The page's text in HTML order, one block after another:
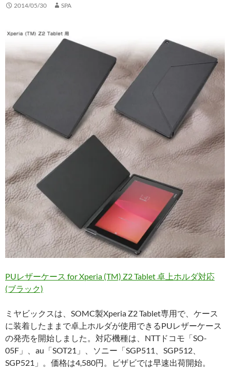
2014/05/30 SPA
PUレザーケース for Xperia (TM) Z2 Tablet 卓上ホルダ対応
(ブラック)
ミヤビックスは、SOMC製Xperia Z2 Tablet専用で、ケース
に装着したままで卓上ホルダが使用できるPUレザーケース
の発売を開始しました。対応機種は、NTTドコモ「SO-
05F」、au「SOT21」、ソニー「SGP511、SGP512、
SGP521」。価格は4,580円。ビザビでは早速出荷開始。